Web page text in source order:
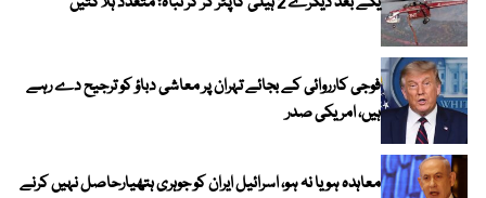
فوجی کارروائی کے بجائے تہران پر معاشی دباؤ کو ترجیح دے رہے
ہیں، امریکی صدر
معاہدہ ہو یا نہ ہو، اسرائیل ایران کو جوہری ہتھیارحاصل نہیں کرنے